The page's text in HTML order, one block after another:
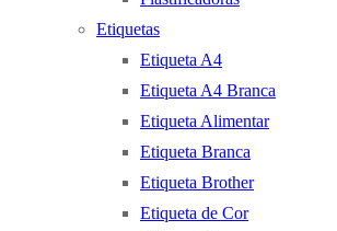
Etiquetas
Etiqueta A4
Etiqueta A4 Branca
Etiqueta Alimentar
Etiqueta Branca
Etiqueta Brother
Etiqueta de Cor